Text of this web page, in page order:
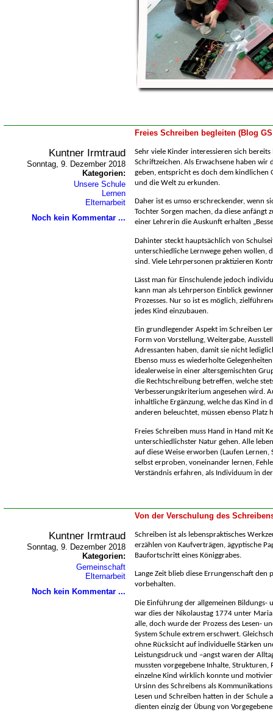
Freies Schreiben begleiten (Blog
Kuntner Irmtraud
Sonntag, 9. Dezember 2018
Kategorien:
Unsere Schule
Lernen
Elternarbeit
Noch kein Kommentar ...
Sehr viele Kinder interessieren sich
Schriftzeichen. Als Erwachsene haben wir
geben, entspricht es doch dem
und die Welt zu erkunden.
Daher ist es umso erschreckender, wenn
Tochter Sorgen machen, da diese anfängt
einer Lehrerin die Auskunft erhalten
Dahinter steckt hauptsächlich von
unterschiedliche Lernwege gehen wollen,
sind. Viele Lehrpersonen praktizieren
Lässt man für Einschulende jedoch
kann man als Lehrperson Einblick
Prozesses. Nur so ist es möglich,
jedes Kind einzubauen.
Ein grundlegender Aspekt im Schreiben
Form von Vorstellung, Weitergabe,
Adressanten haben, damit sie nicht
Ebenso muss es wiederholte
idealerweise in einer altersgemischten
die Rechtschreibung betreffen, welche
Verbesserungskriterium angesehen wird.
inhaltliche Ergänzung, welche das Kind in
anderen beleuchtet, müssen ebenso Platz
Freies Schreiben muss Hand in Hand mit
unterschiedlichster Natur gehen. Alle
auf diese Weise erworben (Laufen
selbst erproben, voneinander lernen,
Verständnis erfahren, als Individuum in
Von der Verschulung des
Kuntner Irmtraud
Sonntag, 9. Dezember 2018
Kategorien:
Gemeinschaft
Elternarbeit
Noch kein Kommentar ...
Schreiben ist als lebenspraktisches
erzählen von Kaufverträgen, ägyptische
Baufortschritt eines Königgrabes.
Lange Zeit blieb diese Errungenschaft
vorbehalten.
Die Einführung der allgemeinen Bildungs-
war dies der Nikolaustag 1774 unter
alle, doch wurde der Prozess des Lesen-
System Schule extrem erschwert.
ohne Rücksicht auf individuelle Stärken
Leistungsdruck und –angst waren der
mussten vorgegebene Inhalte, Strukturen,
einzelne Kind wirklich konnte und
Ursinn des Schreibens als
Lesen und Schreiben hatten in der Schule
dienten einzig der Übung von